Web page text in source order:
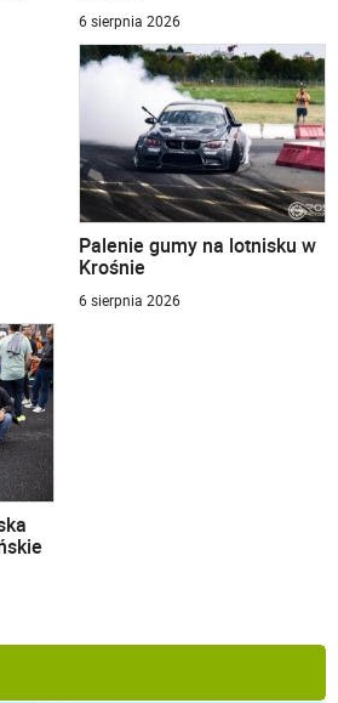
6 sierpnia 2026
Palenie gumy na lotnisku w
Krośnie
6 sierpnia 2026